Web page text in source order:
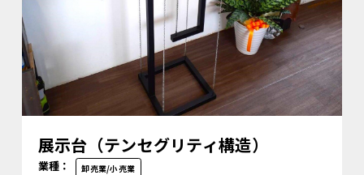
展示台（テンセグリティ構造）
業種： 卸売業/小売業